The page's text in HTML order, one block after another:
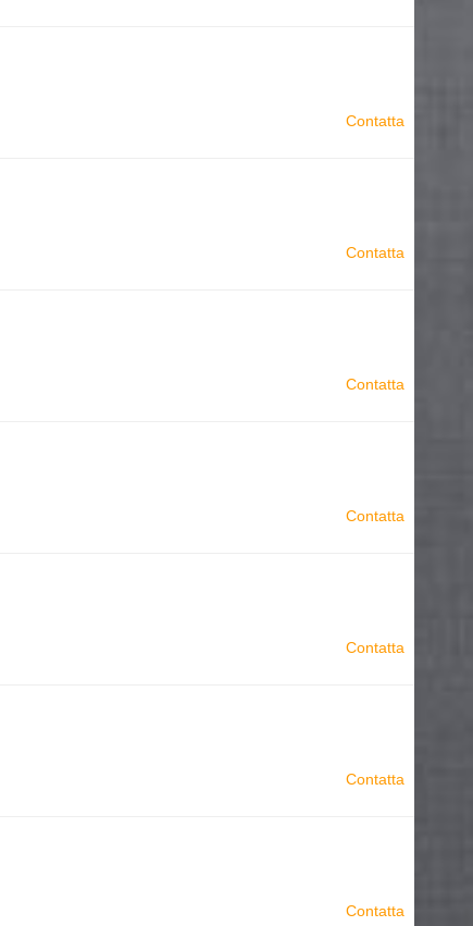
Contatta
Contatta
Contatta
Contatta
Contatta
Contatta
Contatta